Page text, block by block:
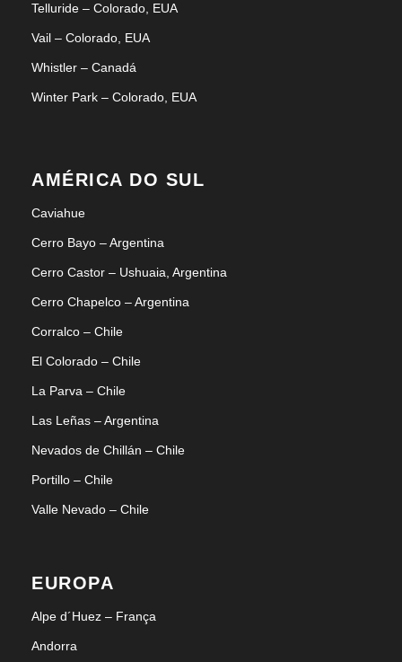
Telluride – Colorado, EUA
Vail – Colorado, EUA
Whistler – Canadá
Winter Park – Colorado, EUA
AMÉRICA DO SUL
Caviahue
Cerro Bayo – Argentina
Cerro Castor – Ushuaia, Argentina
Cerro Chapelco – Argentina
Corralco – Chile
El Colorado – Chile
La Parva – Chile
Las Leñas – Argentina
Nevados de Chillán – Chile
Portillo – Chile
Valle Nevado – Chile
EUROPA
Alpe d´Huez – França
Andorra